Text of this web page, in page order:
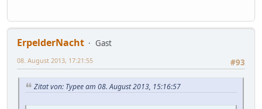
ErpelderNacht
Gast
#93
08. August 2013, 17:21:55
Zitat von: Typee am 08. August 2013, 15:16:57